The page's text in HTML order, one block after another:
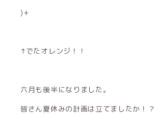
)+
↑でたオレンジ！！
六月も後半になりました。
皆さん夏休みの計画は立てましたか！？